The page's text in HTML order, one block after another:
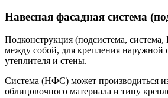
Навесная фасадная система
Подконструкция (подсистема,
между собой, для крепления наружной
утеплителя и стены.
Система (НФС) может производиться
облицовочного материала и типу